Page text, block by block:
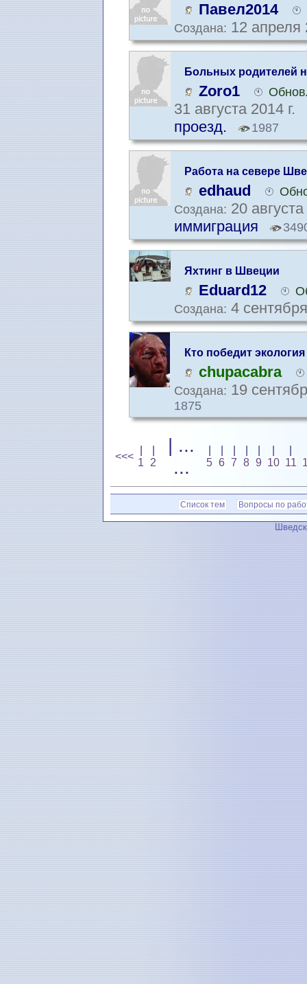
Павел2014
Создана: 12 апреля
Больных родителей
Zoro1
31 августа 2014 г.
проезд.
1987
Работа на севере
edhaud
Создана: 20
иммиграция
Яхтинг в Швеции
Eduard12
Создана: 4
Кто победит
chupacabra
Создана: 19
1875
<<<
1
2
| ...
...
5 6 7
8 9 10 11
Список тем Вопросы по